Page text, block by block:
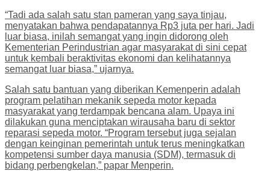
“Tadi ada salah satu stan pameran yang saya tinjau,
menyatakan bahwa pendapatannya Rp3 juta per hari. Jadi
luar biasa, inilah semangat yang ingin didorong oleh
Kementerian Perindustrian agar masyarakat di sini cepat
untuk kembali beraktivitas ekonomi dan kelihatannya
semangat luar biasa,” ujarnya.
Salah satu bantuan yang diberikan Kemenperin adalah
program pelatihan mekanik sepeda motor kepada
masyarakat yang terdampak bencana alam. Upaya ini
dilakukan guna menciptakan wirausaha baru di sektor
reparasi sepeda motor. “Program tersebut juga sejalan
dengan keinginan pemerintah untuk terus meningkatkan
kompetensi sumber daya manusia (SDM), termasuk di
bidang perbengkelan,” papar Menperin.